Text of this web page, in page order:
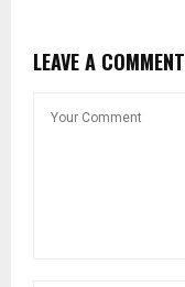
LEAVE A COMMENT